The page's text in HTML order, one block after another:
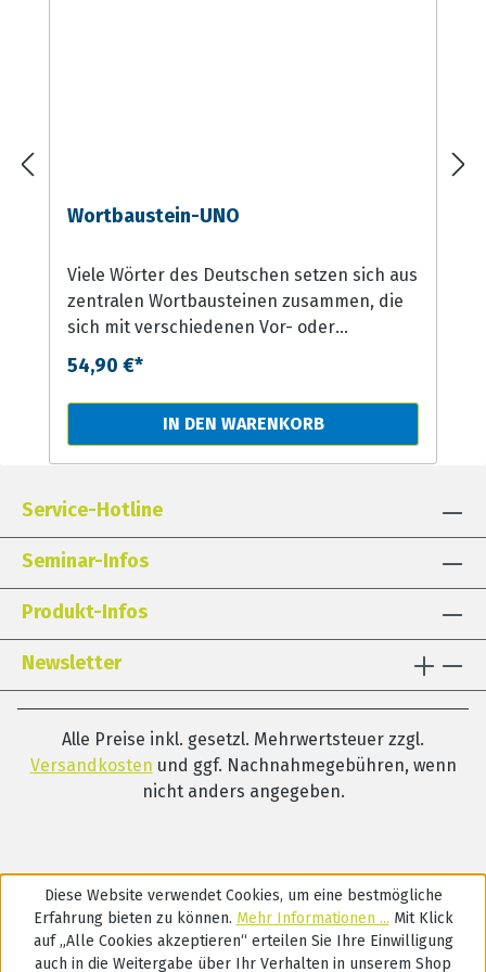
Wortbaustein-UNO
Viele Wörter des Deutschen setzen sich aus
zentralen Wortbausteinen zusammen, die
sich mit verschiedenen Vor- oder
Endbausteinen kombinieren und so Wörter
mit neuer Bedeutung entstehen lassen.
Spielerisch wird hier ein umfassender
Einblick in das morphematische System
Wortstammes einprägen und problemlos
die gesamte Wortfamilie richtig
geschrieben wird. Dies stellt gerade für
rechtschreibschwache Kinder eine enorme
Entlastung dar. Das Wortbaustein-UNO
enthält sechs Kartenspiele mit den
wichtigsten Vor- und Endelementen sowie
den gebräuchlichsten Wortstämmen zu
Deutschen: Doppelmitlaute, ck, tz, ie, ss
und Dehnungs-h. Neben der UNO-
Spielidee werden noch weitere
54,90 €*
IN DEN WARENKORB
Service-Hotline
Seminar-Infos
Produkt-Infos
Newsletter
Alle Preise inkl. gesetzl. Mehrwertsteuer zzgl.
Versandkosten und ggf. Nachnahmegebühren, wenn
nicht anders angegeben.
Diese Website verwendet Cookies, um eine bestmögliche
Erfahrung bieten zu können. Mehr Informationen ... Mit Klick
auf „Alle Cookies akzeptieren“ erteilen Sie Ihre Einwilligung
auch in die Weitergabe über Ihr Verhalten in unserem Shop